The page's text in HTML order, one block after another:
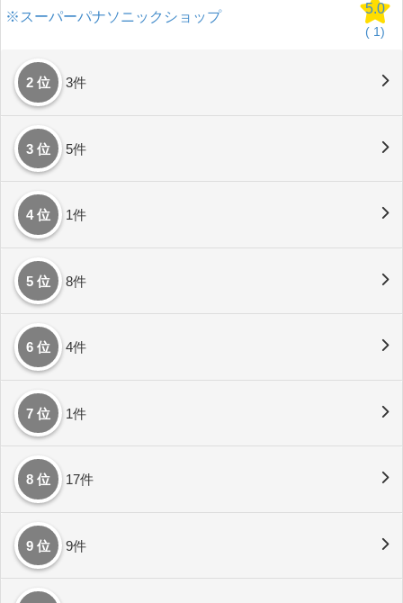
※スーパーパナソニックショップ
5.0
( 1)
2 位 3件
3 位 5件
4 位 1件
5 位 8件
6 位 4件
7 位 1件
8 位 17件
9 位 9件